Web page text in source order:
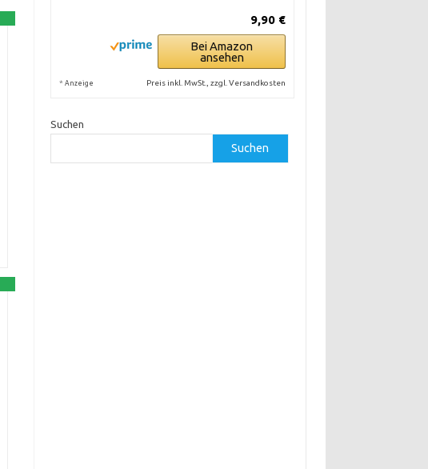
9,90 €
Bei Amazon
ansehen
* Anzeige Preis inkl. MwSt., zzgl. Versandkosten
Suchen
Suchen